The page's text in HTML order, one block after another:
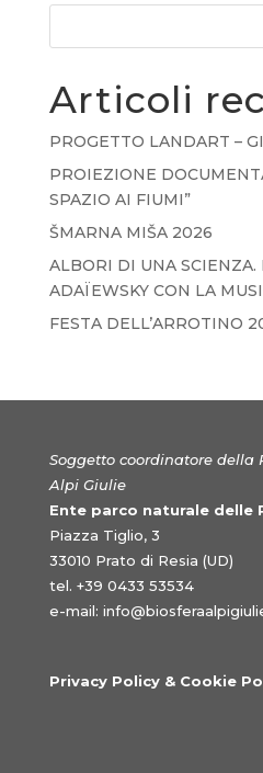
Articoli
PROGETTO LANDART –
PROIEZIONE
SPAZIO AI FIUMI”
ŠMARNA MIŠA 2026
ALBORI DI UNA SCIENZA.
ADAÏEWSKY CON LA
FESTA DELL’ARROTINO
Soggetto coordinatore della
Alpi Giulie
Ente parco naturale delle
Piazza Tiglio, 3
33010 Prato di Resia (UD)
tel. +39 0433 53534
e-mail:
Privacy Policy & Cookie